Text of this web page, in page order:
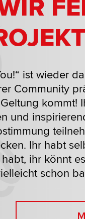
ist wieder
Community
kommt!
und
Ihr habt
ihr könnt
schon